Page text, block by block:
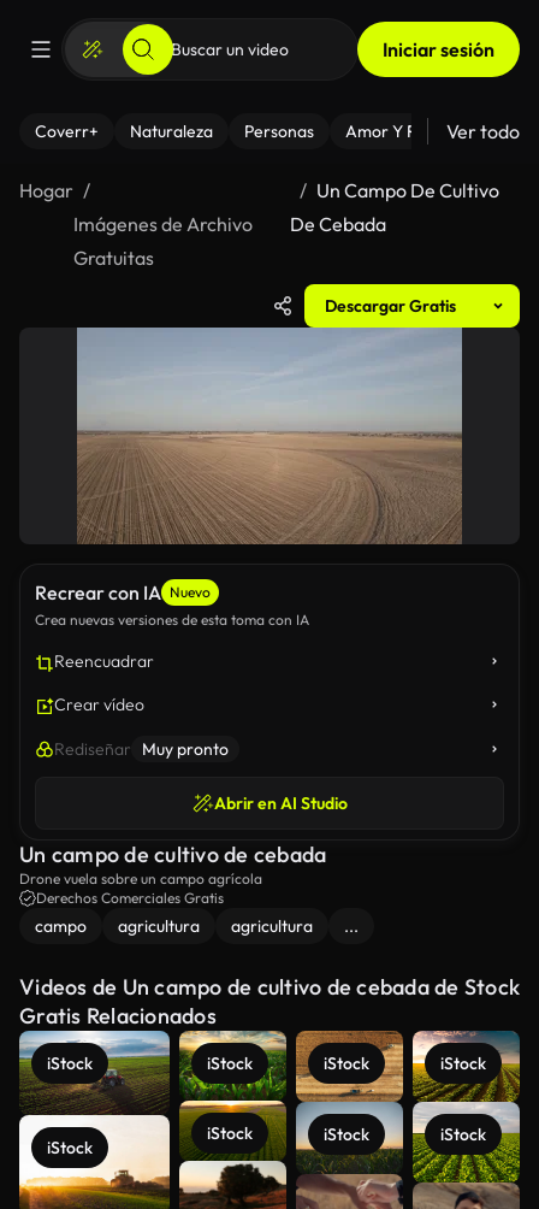
Iniciar sesión
Coverr+ Naturaleza Personas Amor Y Relaciones
Ver todo
Hogar
Imágenes de Archivo
Gratuitas
Un Campo De Cultivo
De Cebada
Descargar Gratis
Recrear con IA Nuevo
Crea nuevas versiones de esta toma con IA
Reencuadrar
Crear vídeo
Rediseñar Muy pronto
Abrir en AI Studio
Un campo de cultivo de cebada
Drone vuela sobre un campo agrícola
Derechos Comerciales Gratis
campo agricultura agricultura ...
Videos de Un campo de cultivo de cebada de Stock
Gratis Relacionados
iStock
iStock
iStock
iStock
iStock
iStock
iStock
iStock